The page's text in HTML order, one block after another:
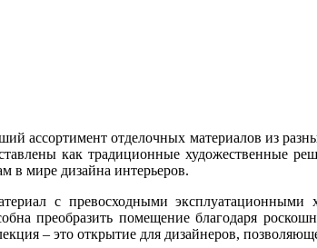
ассортимент отделочных материалов из
как традиционные художественные
в мире дизайна интерьеров.
с превосходными
преобразить помещение благодаря
– это открытие для дизайнеров,